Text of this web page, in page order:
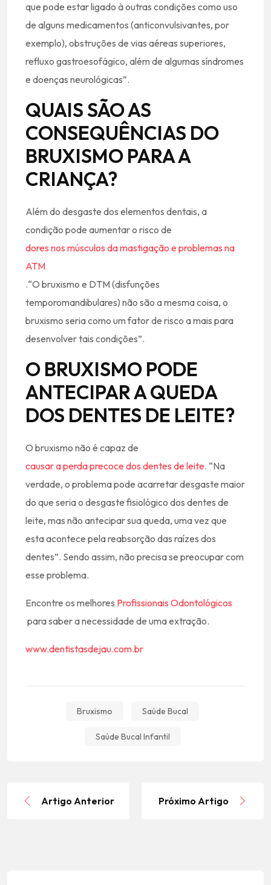
que pode estar ligado à outras condições como uso
de alguns medicamentos (anticonvulsivantes, por
exemplo), obstruções de vias aéreas superiores,
refluxo gastroesofágico, além de algumas síndromes
e doenças neurológicas”.
QUAIS SÃO AS
CONSEQUÊNCIAS DO
BRUXISMO PARA A
CRIANÇA?
Além do desgaste dos elementos dentais, a
condição pode aumentar o risco de
dores nos músculos da mastigação e problemas na
ATM
.“O bruxismo e DTM (disfunções
temporomandibulares) não são a mesma coisa, o
bruxismo seria como um fator de risco a mais para
desenvolver tais condições”.
O BRUXISMO PODE
ANTECIPAR A QUEDA
DOS DENTES DE LEITE?
O bruxismo não é capaz de
causar a perda precoce dos dentes de leite. “Na
verdade, o problema pode acarretar desgaste maior
do que seria o desgaste fisiológico dos dentes de
leite, mas não antecipar sua queda, uma vez que
esta acontece pela reabsorção das raízes dos
dentes”. Sendo assim, não precisa se preocupar com
esse problema.
Encontre os melhores Profissionais Odontológicos
para saber a necessidade de uma extração.
www.dentistasdejau.com.br
Bruxismo Saúde Bucal
Saúde Bucal Infantil
Artigo Anterior Próximo Artigo